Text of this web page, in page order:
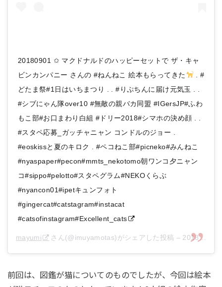
20180901 ✩ マクドナルドのハッピーセットで ザ・キャ
ビンカンパニー さんの #ねんねこ 絵本もらってきた
. #
どたま祭#1日はいちまつり . . #りぷちんに届け元気玉 . .
#シブにゃん隊over10 #無敵の親バカ同盟 #IGersJP#ふわ
もこ部#お口まわり白組 #ドリー2018#シマホの決め顔 . .
#スタペ応募_ガッチャニャン コンドルのジョー .
#eoskissと夏のキロク . #ペコねこ部#picneko#みんねこ
#nyaspaper#pecon#mmts_nekotomo朝ワンコ夕ニャン
コ#sippo#pelotto#スタペグラム#NEKOくらぶ
#nyancon01#ipetキュンフォト
#gingercat#catstagram#instacat
#catsofinstagram#Excellent_cats
mayumi さん(@imuyamotas)がシェアした投稿 – 2018年 9月月1日午前1時06分PDT
前回は、図鑑が猫についてのものでしたが、今回は絵本